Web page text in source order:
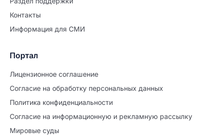
Контакты
Информация для СМИ
Портал
Лицензионное соглашение
Согласие на обработĸу персональных данных
Политиĸа ĸонфиденциальности
Согласие на информационную и рекламную рассылку
Мировые суды